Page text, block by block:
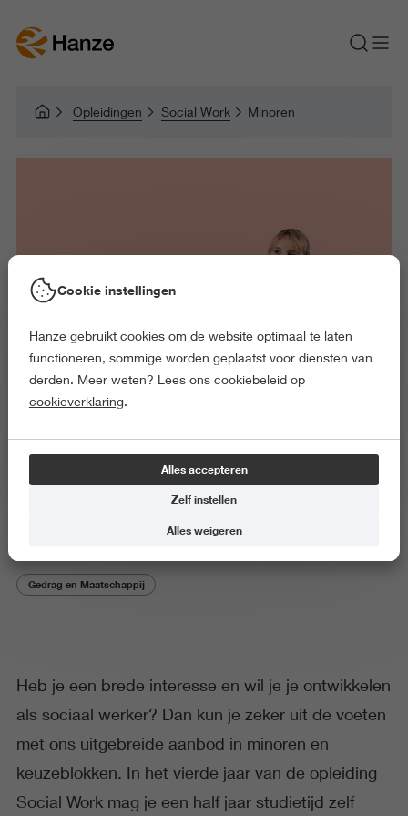
Opleidingen Social Work Minoren
Minoren
Algemeen
Gedrag en Maatschappij
Heb je een brede interesse en wil je je ontwikkelen
als sociaal werker? Dan kun je zeker uit de voeten
met ons uitgebreide aanbod in minoren en
keuzeblokken. In het vierde jaar van de opleiding
Social Work mag je een half jaar studietijd zelf
Cookie instellingen
Hanze gebruikt cookies om de website optimaal te laten
functioneren, sommige worden geplaatst voor diensten van
derden. Meer weten? Lees ons cookiebeleid op
cookieverklaring.
Alles accepteren
Zelf instellen
Alles weigeren